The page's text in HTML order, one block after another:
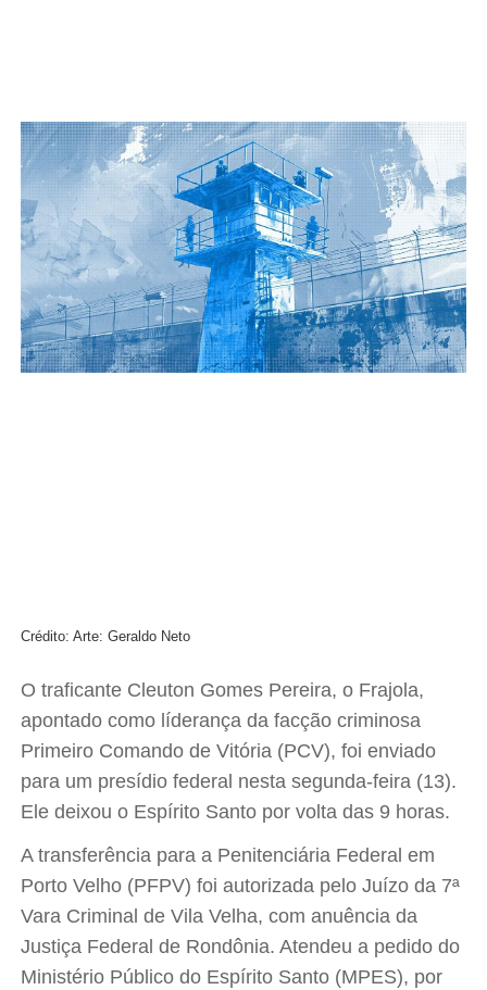
Crédito: Arte: Geraldo Neto
O traficante Cleuton Gomes Pereira, o Frajola,
apontado como líderança da facção criminosa
Primeiro Comando de Vitória (PCV), foi enviado
para um presídio federal nesta segunda-feira (13).
Ele deixou o Espírito Santo por volta das 9 horas.
A transferência para a Penitenciária Federal em
Porto Velho (PFPV) foi autorizada pelo Juízo da 7ª
Vara Criminal de Vila Velha, com anuência da
Justiça Federal de Rondônia. Atendeu a pedido do
Ministério Público do Espírito Santo (MPES), por